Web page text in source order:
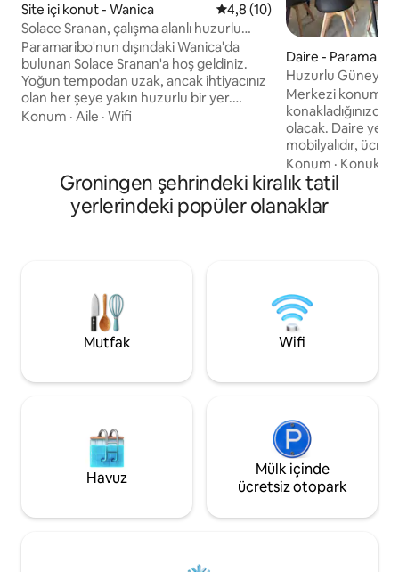
Site içi konut - Wanica 5 üzerinden ortalama 4,8
4,8 (10)
Solace Sranan, çalışma alanlı huzurlu
konaklama
Paramaribo'nun dışındaki Wanica'da
bulunan Solace Sranan'a hoş geldiniz.
Yoğun tempodan uzak, ancak ihtiyacınız
olan her şeye yakın huzurlu bir yer.
Dairede iki klimalı yatak odası, aydınlık bir
kullanılabilir; istenirse hızlı kablosuz
internet bağlantısı ve yazıcı da
sağlanabilir. Sineklikli bebek karyolası
gün için ideal.
Konum · Aile · Wifi
Daire -
Huzurlu Güney
Merkezi
konakladığınızda
olacak. Daire yeni ve tamamen
mobilyalıdır,
bağlantısı vardır. Sıcak ve soğuk su
mevcuttur . Tam klima. Hırsızlar ütü
,alarm , kamera
alınmıştır. 5 -10
yakındır .
Arabayla 5
şirketleri
Konum ·
Groningen şehrindeki kiralık tatil
yerlerindeki popüler olanaklar
Mutfak Wifi
Havuz
Mülk içinde
ücretsiz otopark